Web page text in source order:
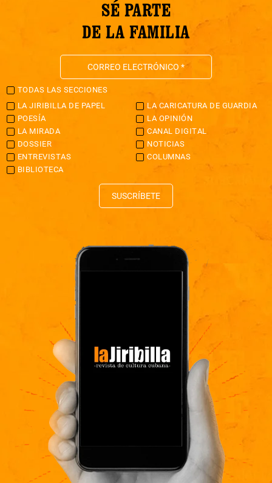
SÉ PARTE
DE LA FAMILIA
TODAS LAS SECCIONES
LA JIRIBILLA DE PAPEL
LA CARICATURA DE GUARDIA
POESÍA
LA OPINIÓN
LA MIRADA
CANAL DIGITAL
DOSSIER
NOTICIAS
ENTREVISTAS
COLUMNAS
BIBLIOTECA
SUSCRÍBETE